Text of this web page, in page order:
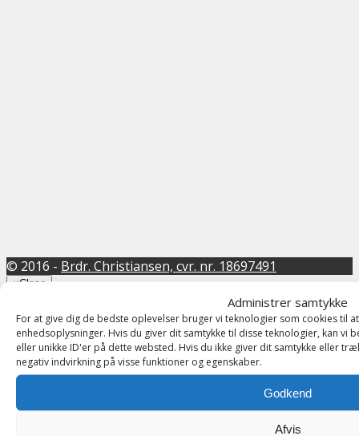
Administrer samtykke
For at give dig de bedste oplevelser bruger vi teknologier som cookies til
enhedsoplysninger. Hvis du giver dit samtykke til disse teknologier, kan
eller unikke ID'er på dette websted. Hvis du ikke giver dit samtykke eller
negativ indvirkning på visse funktioner og egenskaber.
Godkend
Afvis
© 2016 - Brdr. Christiansen, cvr. nr. 18697491
×Close
Property Search
Hide additional search